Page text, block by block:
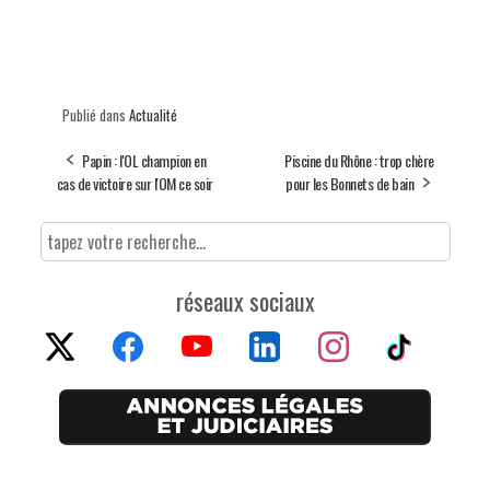
Publié dans Actualité
Papin : l'OL champion en
cas de victoire sur l'OM ce soir
Piscine du Rhône : trop chère
pour les Bonnets de bain
réseaux sociaux